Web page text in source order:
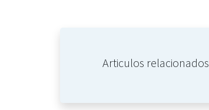
Articulos relacionados